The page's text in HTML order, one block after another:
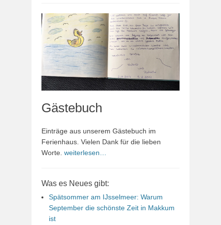
Gästebuch
Einträge aus unserem Gästebuch im
Ferienhaus. Vielen Dank für die lieben
Worte. weiterlesen…
Was es Neues gibt:
Spätsommer am IJsselmeer: Warum
September die schönste Zeit in Makkum
ist